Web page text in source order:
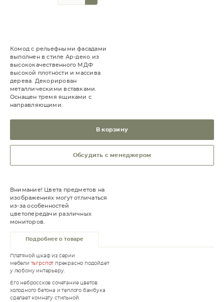
Комод с рельефными фасадами
выполнен в стиле Ар-деко из
высококачественного МДФ
высокой плотности и массива
дерева. Декорирован
металлическими вставками.
Оснащен тремя ящиками с
направляющими.
В корзину
Обсудить с менеджером
Внимание! Цвета предметов на
изображениях могут отличаться
из-за особенностей
цветопередачи различных
мониторов.
Подробнее о товаре
Платяной шкаф из серии
мебели тьгрспот ​​​​​​прекрасно подойдет
у любому интерьеру.
Его небросское сочетание цветов
холодного бетона и теплого бамбука
сделает комнату стильной.